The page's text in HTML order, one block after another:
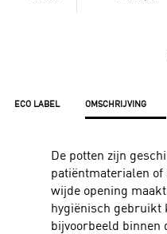
ECO LABEL OMSCHRIJVING
De potten zijn
patiëntmaterialen
wijde opening
hygiënisch gebruikt
bijvoorbeeld binnen